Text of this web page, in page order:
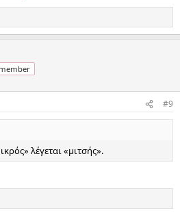
#9
λέγεται «μιτσής».